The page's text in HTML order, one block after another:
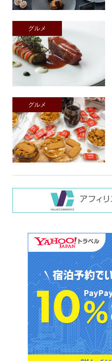
グルメ
グルメ